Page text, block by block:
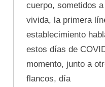
cuerpo, sometidos
vivida, la primera
establecimiento
estos días de
momento, junto a
flancos, día